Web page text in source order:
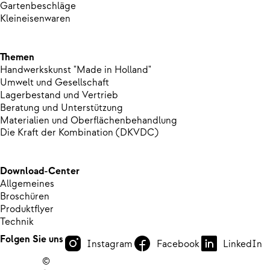
Gartenbeschläge
Kleineisenwaren
Themen
Handwerkskunst "Made in Holland"
Umwelt und Gesellschaft
Lagerbestand und Vertrieb
Beratung und Unterstützung
Materialien und Oberflächenbehandlung
Die Kraft der Kombination (DKVDC)
Download-Center
Allgemeines
Broschüren
Produktflyer
Technik
Folgen Sie uns
Instagram Facebook
LinkedIn
©